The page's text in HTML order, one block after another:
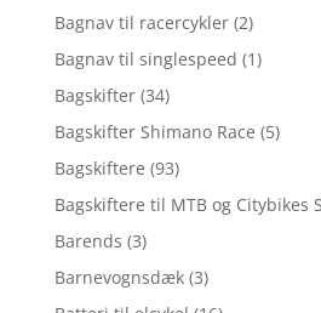
Bagnav til racercykler (2)
Bagnav til singlespeed (1)
Bagskifter (34)
Bagskifter Shimano Race (5)
Bagskiftere (93)
Bagskiftere til MTB og Citybikes
Barends (3)
Barnevognsdæk (3)